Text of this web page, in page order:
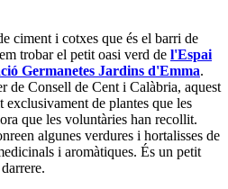
ciment i cotxes que és el barri de
trobar el petit oasi verd de l'Espai
Germanetes Jardins d'Emma.
de Consell de Cent i Calàbria, aquest
exclusivament de plantes que les
que les voluntàries han recollit.
algunes verdures i hortalisses de
i aromàtiques. És un petit